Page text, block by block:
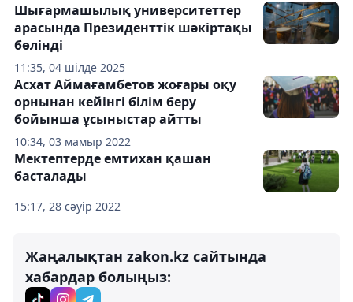
11:35, 04 шілде 2025
Шығармашылық университеттер
арасында Президенттік шәкіртақы
бөлінді
10:34, 03 мамыр 2022
Асхат Аймағамбетов жоғары оқу
орнынан кейінгі білім беру
бойынша ұсыныстар айтты
15:17, 28 сәуір 2022
Мектептерде емтихан қашан
басталады
Жаңалықтан zakon.kz сайтында
хабардар болыңыз: